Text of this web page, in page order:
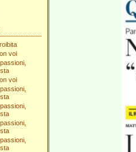
voi
voi